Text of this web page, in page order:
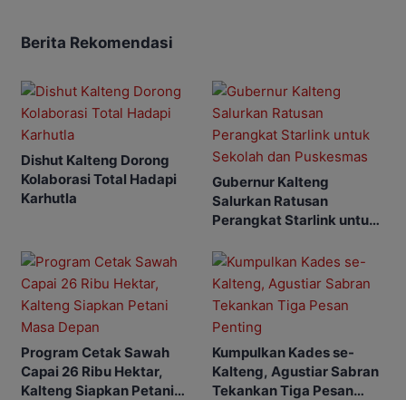
Berita Rekomendasi
Dishut Kalteng Dorong
Kolaborasi Total Hadapi
Karhutla
Gubernur Kalteng
Salurkan Ratusan
Perangkat Starlink untuk
Program Cetak Sawah
Capai 26 Ribu Hektar,
Kalteng Siapkan Petani
Kumpulkan Kades se-
Kalteng, Agustiar Sabran
Tekankan Tiga Pesan